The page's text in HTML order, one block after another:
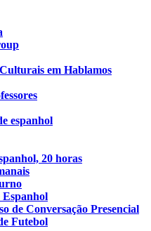
em Hablamos
espanhol
20 horas
Espanhol
de Conversação Presencial
Futebol